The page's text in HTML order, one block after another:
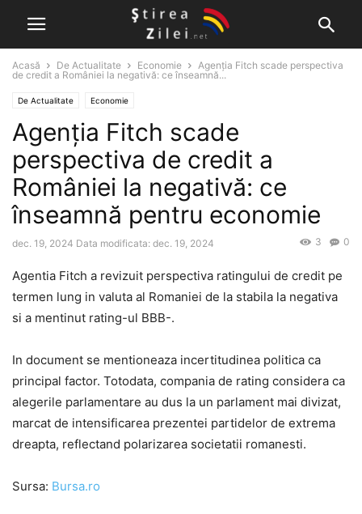
Acasă De Actualitate Economie
Agenția Fitch scade perspectiva
de credit a României la negativă: ce înseamnă...
De Actualitate Economie
Agenția Fitch scade
perspectiva de credit a
României la negativă: ce
înseamnă pentru economie
dec. 19, 2024 Data modificata: dec. 19, 2024 0
3
Agentia Fitch a revizuit perspectiva ratingului de credit pe
termen lung in valuta al Romaniei de la stabila la negativa
si a mentinut rating-ul BBB-.
In document se mentioneaza incertitudinea politica ca
principal factor. Totodata, compania de rating considera ca
alegerile parlamentare au dus la un parlament mai divizat,
marcat de intensificarea prezentei partidelor de extrema
dreapta, reflectand polarizarea societatii romanesti.
Sursa: Bursa.ro